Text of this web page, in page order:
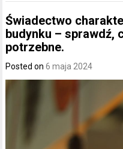
Świadectwo
budynku – sprawdź,
potrzebne.
Posted on6 maja 2024